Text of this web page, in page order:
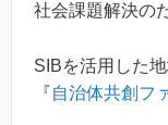
社会課題解決の
SIBを活用した
『自治体共創フ